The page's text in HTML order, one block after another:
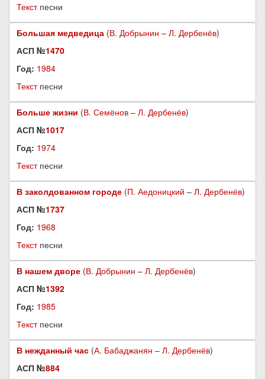
Текстпесни
Большая медведица (В. Добрынин – Л. Дербенёв)
АСП №1470
Год: 1984
Текстпесни
Больше жизни (В. Семёнов – Л. Дербенёв)
АСП №1017
Год: 1974
Текстпесни
В заколдованном городе (П. Аедоницкий – Л. Дербенёв)
АСП №1737
Год: 1968
Текстпесни
В нашем дворе (В. Добрынин – Л. Дербенёв)
АСП №1392
Год: 1985
Текстпесни
В нежданный час (А. Бабаджанян – Л. Дербенёв)
АСП №884